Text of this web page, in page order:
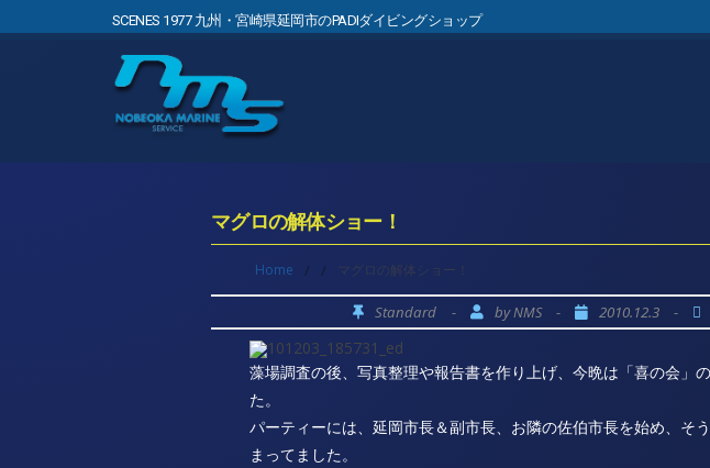
SCENES 1977 九州・宮崎県延岡市のPADIダイビングショップ
マグロの解体ショー！
Home / / マグロの解体ショー！
Standard - byNMS - 2010.12.3 -
藻場調査の後、写真整理や報告書を作り上げ、今晩は「喜の会」
た。
パーティーには、延岡市長＆副市長、お隣の佐伯市長を始め、そ
まってました。